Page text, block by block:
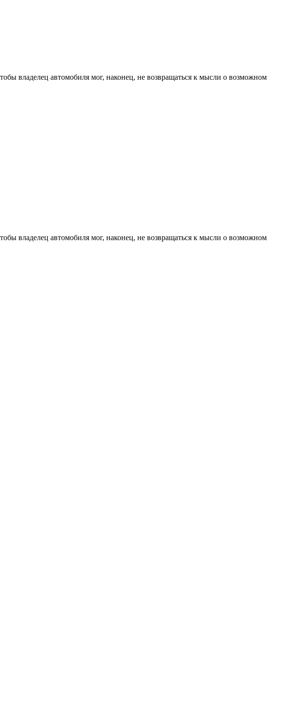
владелец автомобиля мог, наконец, не возвращаться к мысли о возможном
владелец автомобиля мог, наконец, не возвращаться к мысли о возможном